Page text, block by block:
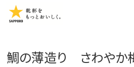
鯛の薄造り さわやか